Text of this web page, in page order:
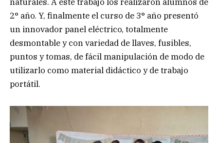
2° año. Y, finalmente el curso de 3° año presentó
un innovador panel eléctrico, totalmente
desmontable y con variedad de llaves, fusibles,
puntos y tomas, de fácil manipulación de modo de
utilizarlo como material didáctico y de trabajo
portátil.